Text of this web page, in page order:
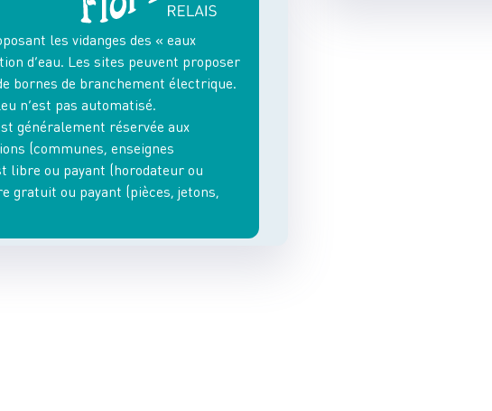
les vidanges des « eaux
d’eau. Les sites peuvent proposer
bornes de branchement électrique.
n’est pas automatisé.
généralement réservée aux
(communes, enseignes
libre ou payant (horodateur ou
gratuit ou payant (pièces, jetons,